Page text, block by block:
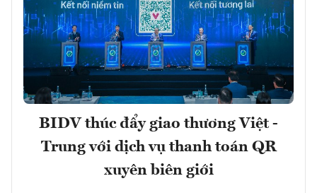
BIDV thúc đẩy giao thương Việt -
Trung với dịch vụ thanh toán QR
xuyên biên giới